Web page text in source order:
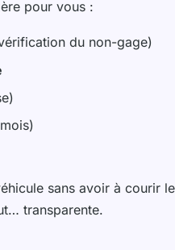
pour vous :
du non-gage)
sans avoir à courir
transparente.